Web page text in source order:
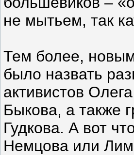
не мытьем, так
Тем более,
было назвать
активистов
Быкова, а также
Гудкова. А вот
Немцова или